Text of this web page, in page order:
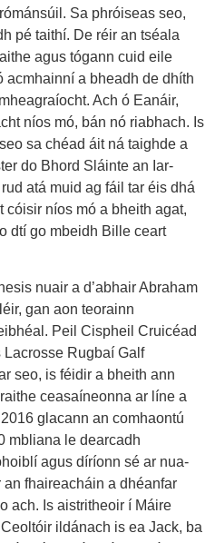
Sa phróiseas seo,
pé taithí. De réir an tséala
agus tógann cuid eile
acmhainní a bheadh de dhíth
Ach ó Eanáir,
níos mó, bán nó riabhach. Is
sa chéad áit ná taighde a
do Bhord Sláinte an Iar-
atá muid ag fáil tar éis dhá
cóisir níos mó a bheith agat,
dtí go mbeidh Bille ceart
nuair a d’abhair Abraham
gan aon teorainn
Peil Cispheil Cruicéad
Rugbaí Galf
seo, is féidir a bheith ann
ceasaíneonna ar líne a
glacann an comhaontú
mbliana le dearcadh
agus díríonn sé ar nua-
fhaireacháin a dhéanfar
ach. Is aistritheoir í Máire
ildánach is ea Jack, ba